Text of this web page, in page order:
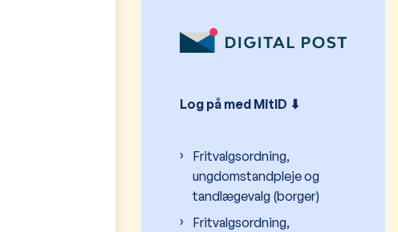
Log på med MitID ⬇︎
Fritvalgsordning,
ungdomstandpleje og
tandlægevalg (borger)
Fritvalgsordning,